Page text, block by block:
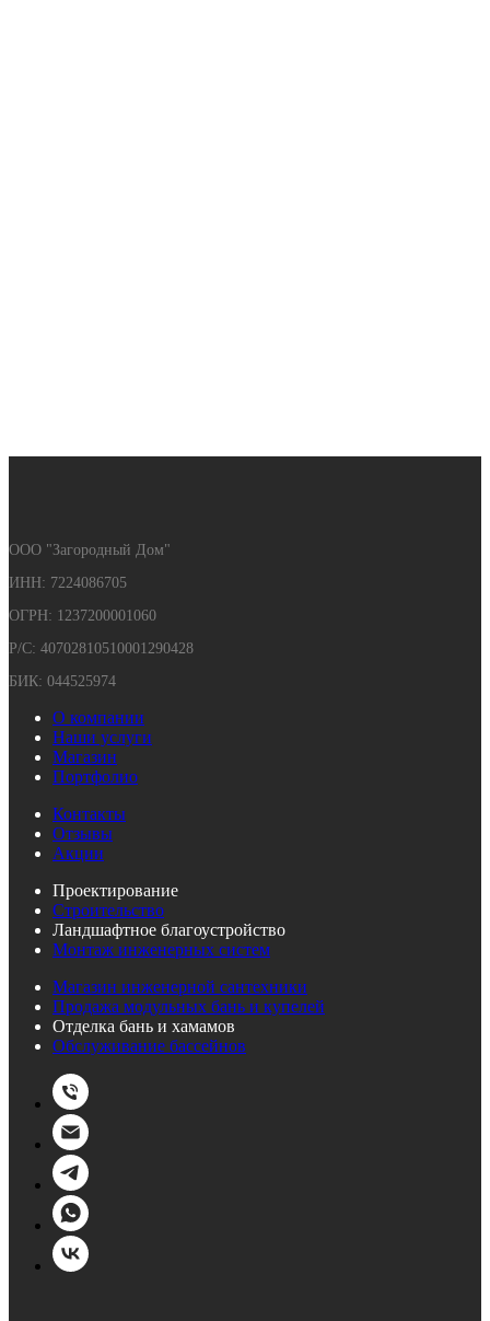
ООО "Загородный Дом"
ИНН: 7224086705
ОГРН: 1237200001060
Р/С: 40702810510001290428
БИК: 044525974
О компании
Наши услуги
Магазин
Портфолио
Контакты
Отзывы
Акции
Проектирование
Строительство
Ландшафтное благоустройство
Монтаж инженерных систем
Магазин инженерной сантехники
Продажа модульных бань и купелей
Отделка бань и хамамов
Обслуживание бассейнов